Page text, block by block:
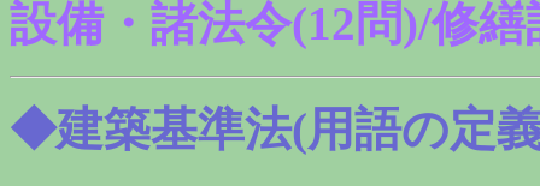
設備・諸法令(12問)/修繕
◆建築基準法(用語の定